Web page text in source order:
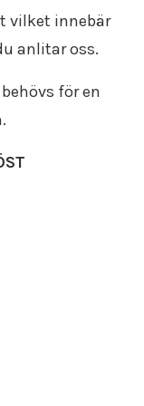
vilket innebär
anlitar oss.
för en